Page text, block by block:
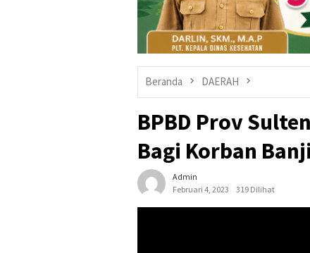
Beranda DAERAH
BPBD Prov
Bagi Korban
Admin
Februari 4, 2023
319 Dilihat